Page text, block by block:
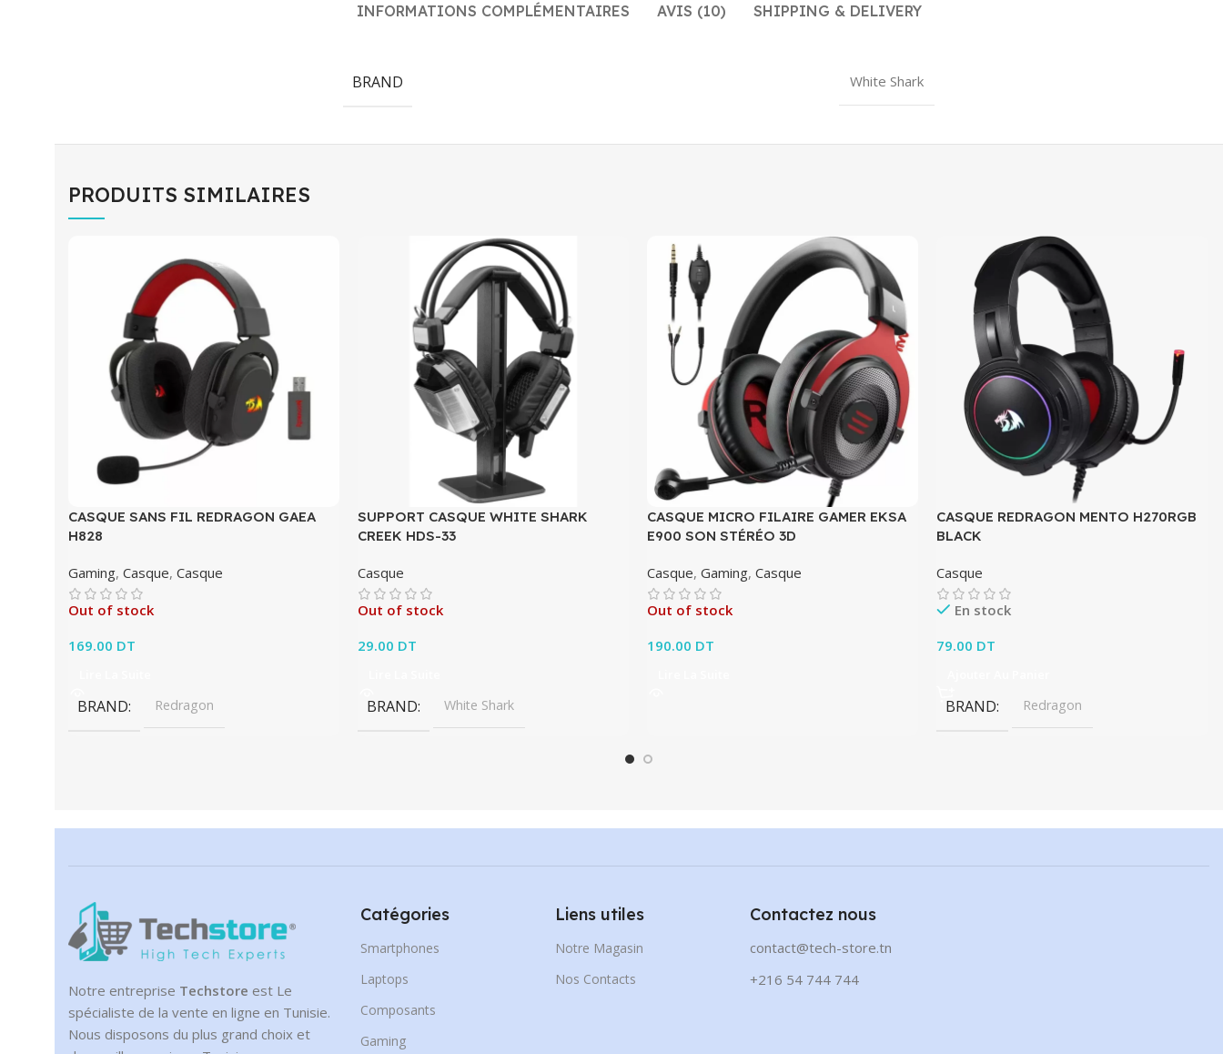
INFORMATIONS COMPLÉMENTAIRES AVIS (10) SHIPPING & DELIVERY
BRAND White Shark
PRODUITS SIMILAIRES
CASQUE SANS FIL REDRAGON GAEA
H828
Gaming, Casque, Casque
Out of stock
169.00 DT
BRAND Redragon
SUPPORT CASQUE WHITE SHARK
CREEK HDS-33
Casque
Out of stock
29.00 DT
BRAND White Shark
CASQUE MICRO FILAIRE GAMER EKSA
E900 SON STÉRÉO 3D
Casque,Gaming,Casque
Out of stock
190.00 DT
CASQUE REDRAGON MENTO H270RGB
BLACK
Casque
En stock
79.00 DT
BRAND Redragon
Notre entreprise Techstore est Le
spécialiste de la vente en ligne en Tunisie.
Nous disposons du plus grand choix et
Catégories
Smartphones
Laptops
Composants
Gaming
Liens utiles
Notre Magasin
Nos Contacts
Contactez nous
contact@tech-store.tn
+216 54 744 744